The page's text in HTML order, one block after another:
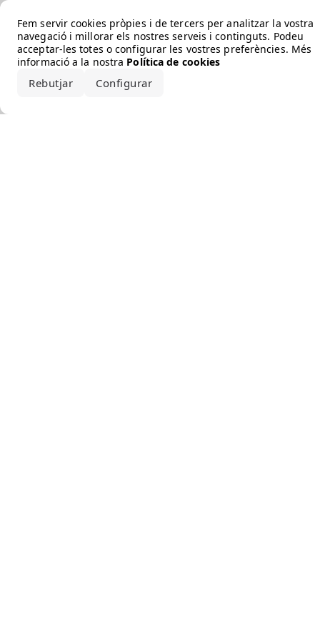
Fem servir cookies pròpies i de tercers per analitzar la vostra
navegació i millorar els nostres serveis i continguts. Podeu
acceptar-les totes o configurar les vostres preferències. Més
informació a la nostra Política de cookies
Rebutjar Configurar
Error loading the brand